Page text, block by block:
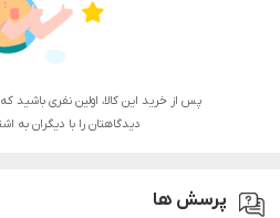
پس از خرید این کالا، اولین نفری باشید
دیدگاهتان را با دیگران به
پرسش ها